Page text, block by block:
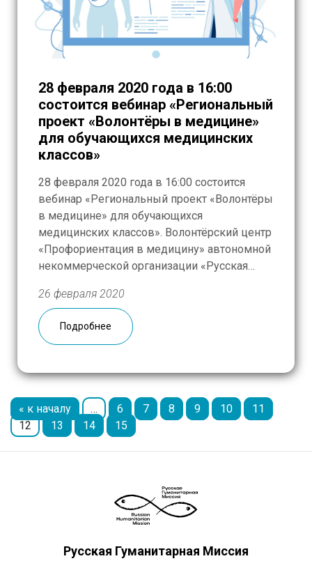
28 февраля 2020 года в 16:00
состоится вебинар «Региональный
проект «Волонтёры в медицине»
для обучающихся медицинских
классов»
28 февраля 2020 года в 16:00 состоится
вебинар «Региональный проект «Волонтёры
в медицине» для обучающихся
медицинских классов». Волонтёрский центр
«Профориентация в медицину» автономной
некоммерческой организации «Русская
конкурса Грантов Мэра Москвы в 2019 году
– направлен на привлечение в медицину
социально активной молодёжи, решение
26 февраля 2020
Подробнее
« к началу … 6 7 8 9 10
11
12
13 14 15
Русская Гуманитарная Миссия